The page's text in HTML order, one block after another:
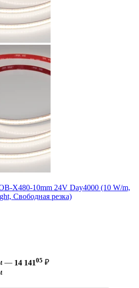
X480-10mm 24V Day4000 (10 W/m,
Свободная резка)
м — 14 14105 ₽